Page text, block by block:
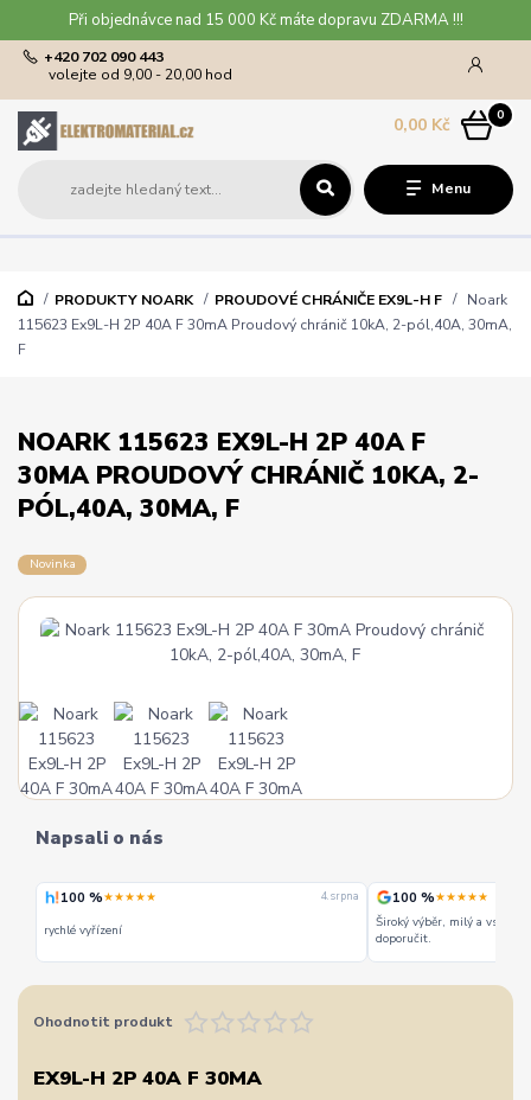
Při objednávce nad 15 000 Kč máte dopravu ZDARMA !!!
Menu
+420 702 090 443
volejte od 9,00 - 20,00 hod
0
0,00 Kč
PRODUKTY NOARK PROUDOVÉ CHRÁNIČE EX9L-H F
Noark
115623 Ex9L-H 2P 40A F 30mA Proudový chránič 10kA, 2-pól,40A, 30mA,
F
NOARK 115623 EX9L-H 2P 40A F
30MA PROUDOVÝ CHRÁNIČ 10KA, 2-
PÓL,40A, 30MA, F
Novinka
Napsali o nás
100 %★★★★★ 4. srpna
rychlé vyřízení
100 %★★★★★
Široký výběr, milý a
doporučit.
Ohodnotit produkt
EX9L-H 2P 40A F 30MA